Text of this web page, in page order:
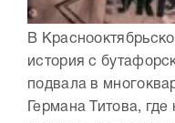
В
история с
подвала в
Германа Титова,